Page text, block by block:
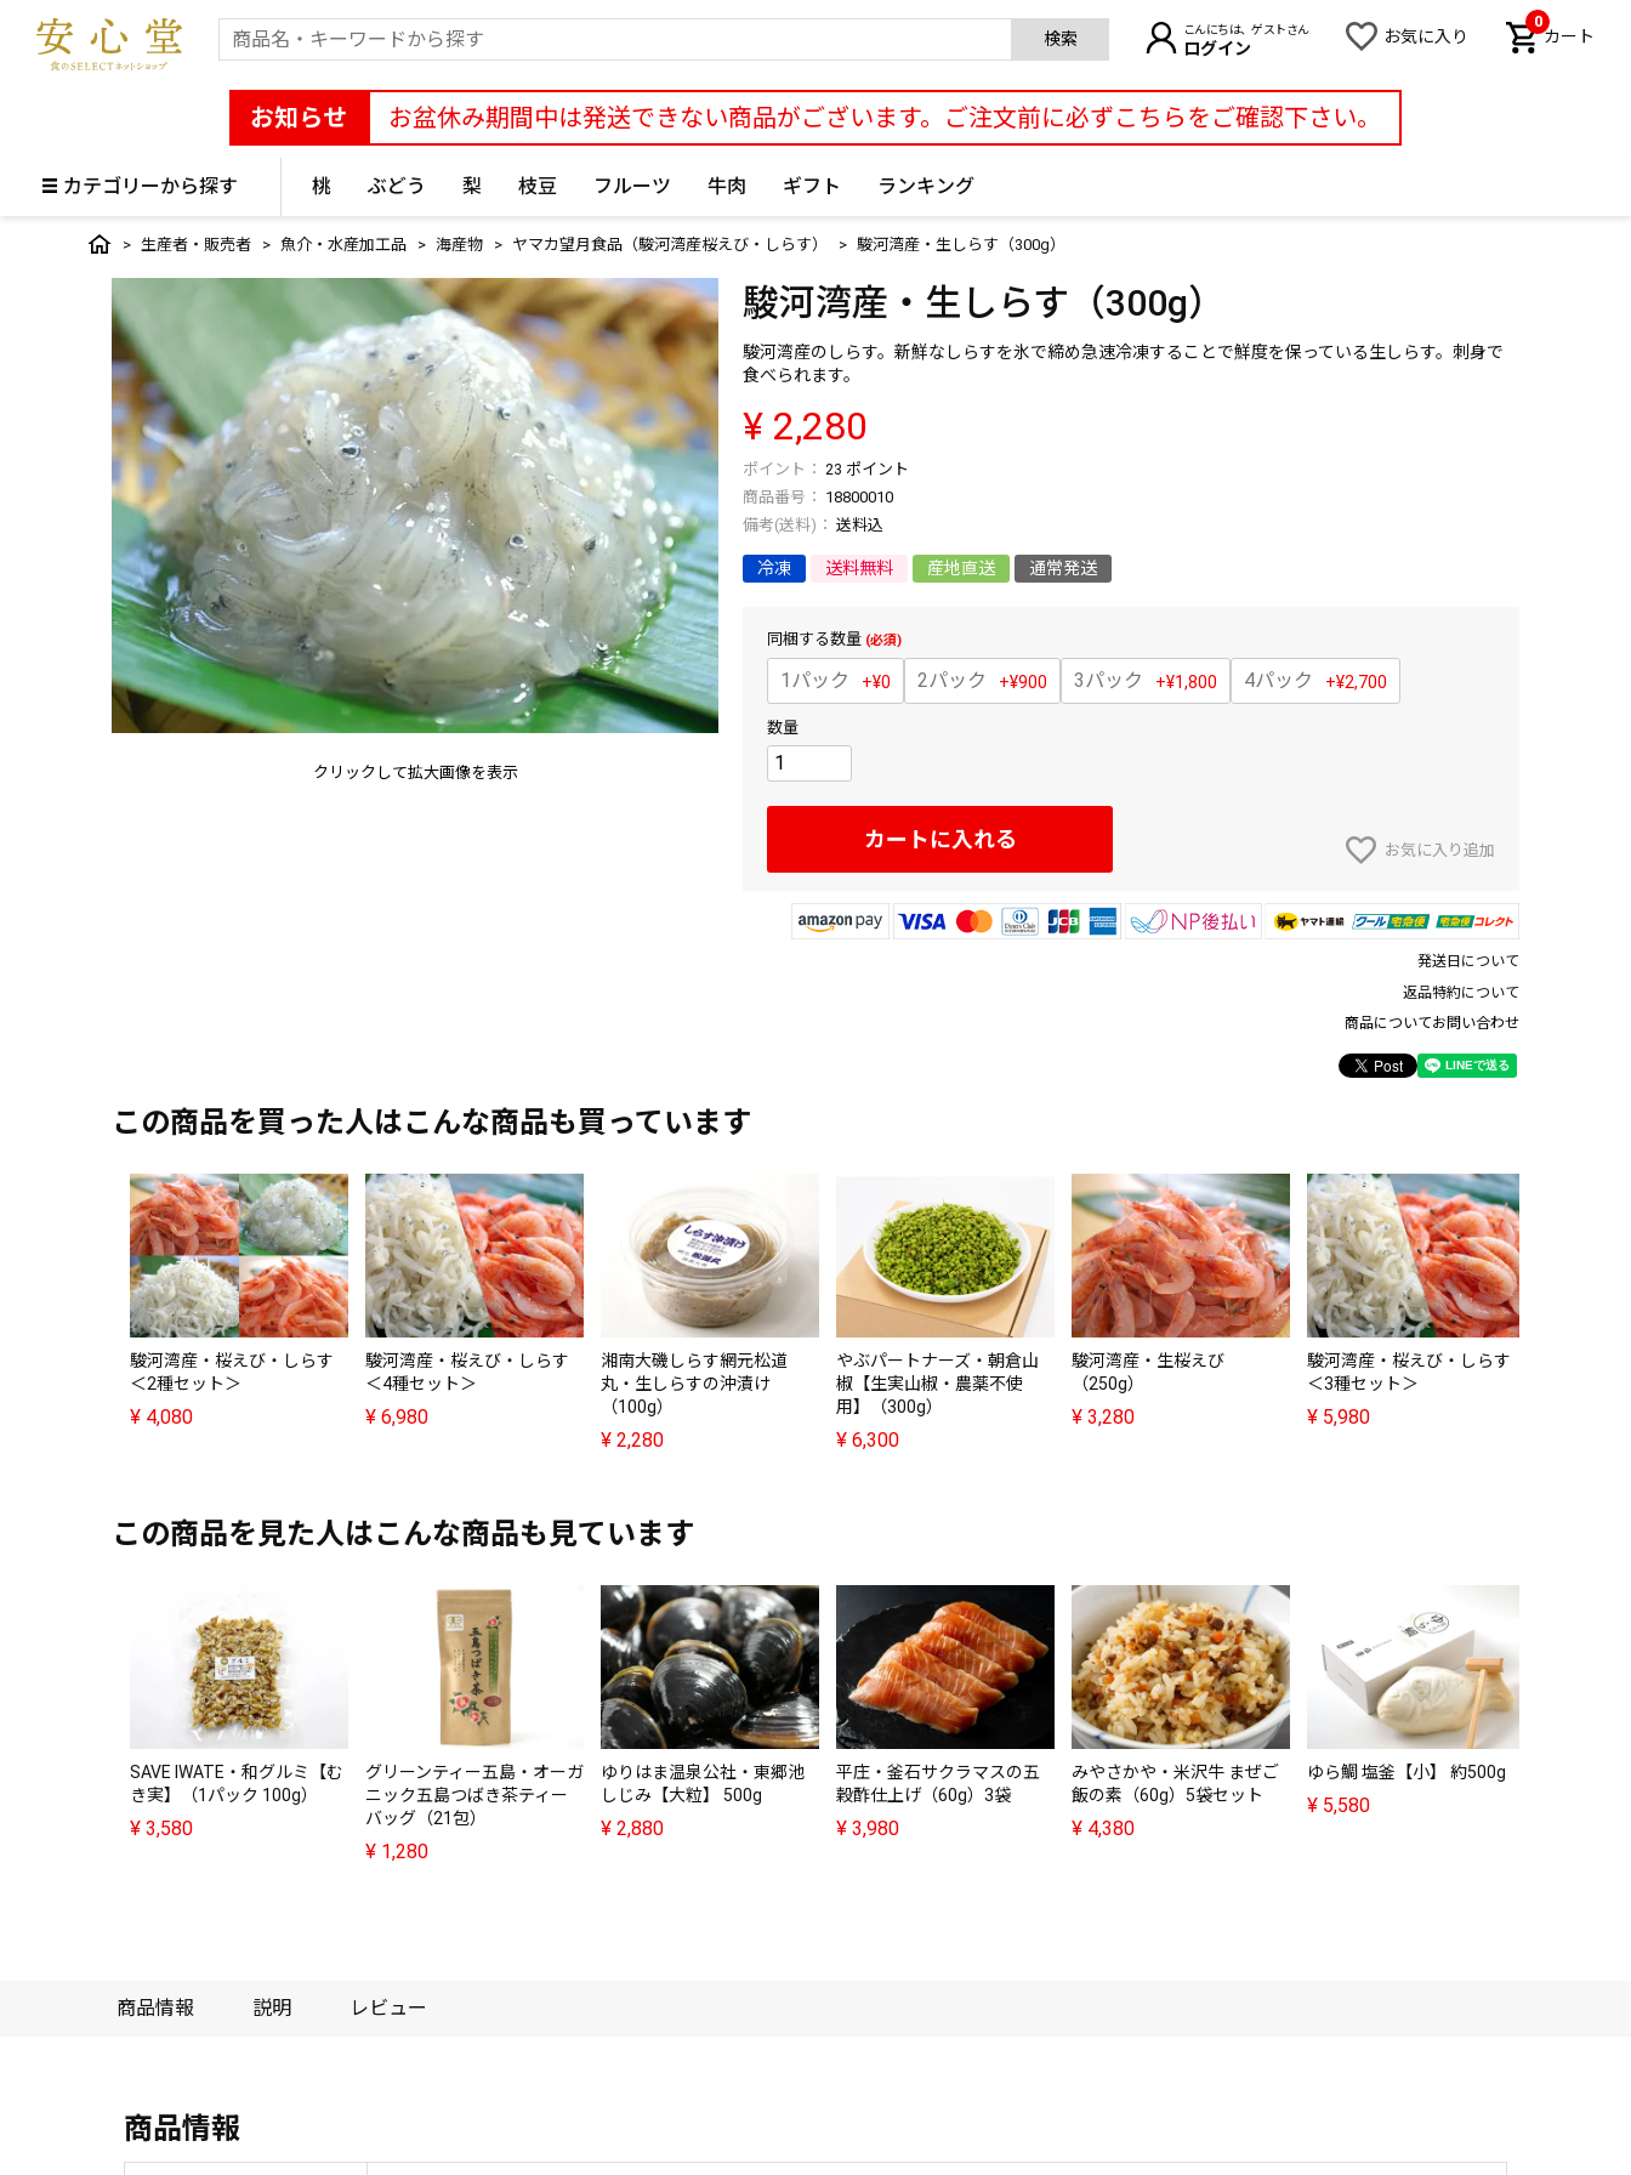
検索 こんにちは、ゲストさん
ログイン
お気に入り カート
0
お知らせ お盆休み期間中は発送できない商品がございます。ご注文前に必ずこちらをご確認下さい。
カテゴリーから探す 桃 ぶどう 梨 枝豆 フルーツ 牛肉 ギフト ランキング
生産者・販売者 魚介・水産加工品 海産物 ヤマカ望月食品（駿河湾産桜えび・しらす） 駿河湾産・生しらす（300g）
クリックして拡大画像を表示
駿河湾産・生しらす（300g）
駿河湾産のしらす。新鮮なしらすを氷で締め急速冷凍することで鮮度を保っている生しらす。刺身で
食べられます。
¥ 2,280
23 ポイント
商品番号
18800010
送料込
冷凍 送料無料 産地直送 通常発送
同梱する数量 (必須)
1パック +¥0 2パック +¥900 3パック +¥1,800 4パック +¥2,700
お気に入り追加
カートに入れる
発送日について
返品特約について
商品についてお問い合わせ
この商品を買った人はこんな商品も買っています
駿河湾産・桜えび・しらす
＜2種セット＞
¥ 4,080
駿河湾産・桜えび・しらす
＜4種セット＞
¥ 6,980
湘南大磯しらす網元松道
丸・生しらすの沖漬け
（100g）
¥ 2,280
やぶパートナーズ・朝倉山
椒【生実山椒・農薬不使
用】（300g）
¥ 6,300
駿河湾産・生桜えび
（250g）
¥ 3,280
駿河湾産・桜えび・しらす
＜3種セット＞
¥ 5,980
この商品を見た人はこんな商品も見ています
SAVE IWATE・和グルミ【む
き実】（1パック 100g）
¥ 3,580
グリーンティー五島・オーガ
ニック五島つばき茶ティー
バッグ（21包）
¥ 1,280
ゆりはま温泉公社・東郷池
しじみ【大粒】 500g
¥ 2,880
平庄・釜石サクラマスの五
穀酢仕上げ（60g）3袋
¥ 3,980
みやさかや・米沢牛 まぜご
飯の素（60g）5袋セット
¥ 4,380
ゆら鯛 塩釜【小】 約500g
¥ 5,580
商品情報 説明 レビュー
商品情報